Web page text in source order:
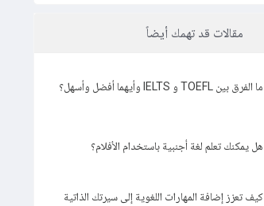
مقالات قد تهمك أيضاً
ما الفرق بين TOEFL و IELTS وأيهما أفضل وأسهل؟
هل يمكنك تعلم لغة أجنبية باستخدام الأفلام؟
كيف تعزز إضافة المهارات اللغوية إلى سيرتك الذاتية